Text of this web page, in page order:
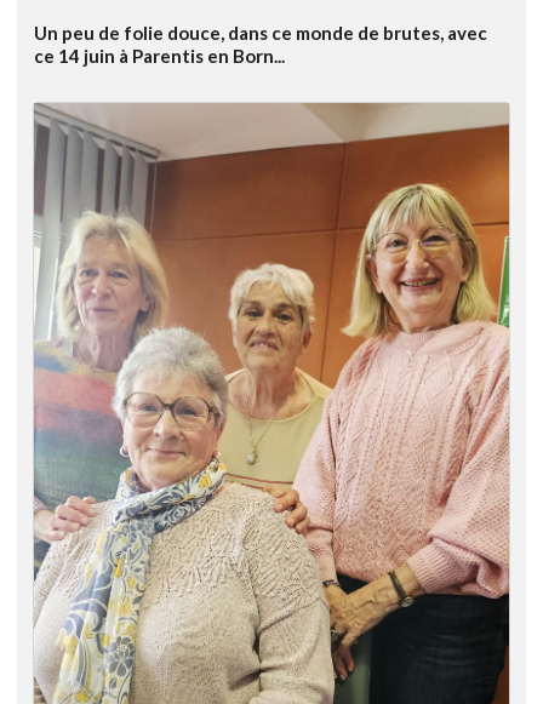
Un peu de folie douce, dans ce monde de brutes, avec
ce 14 juin à Parentis en Born...